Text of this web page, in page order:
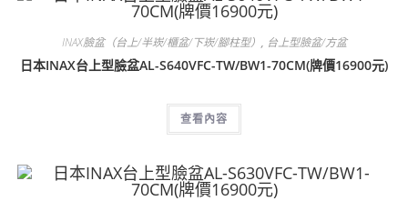
INAX臉盆（台上/半崁/櫃盆/下崁/腳柱型） , 台上型臉盆/方盆
日本INAX台上型臉盆AL-S640VFC-TW/BW1-70CM(牌價16900元)
查看內容